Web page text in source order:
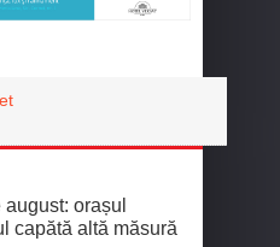
orașul
capătă altă măsură